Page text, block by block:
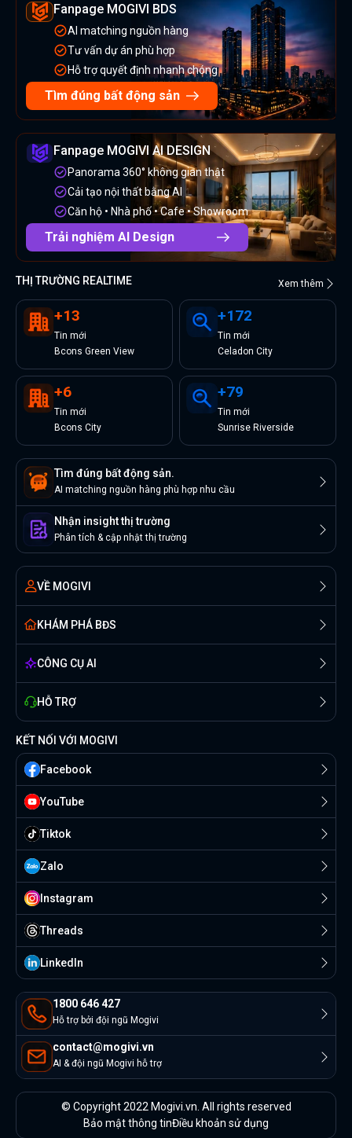
Fanpage MOGIVI BDS
AI matching nguồn hàng
Tư vấn dự án phù hợp
Hỗ trợ quyết định nhanh chóng
Tìm đúng bất động sản
Fanpage MOGIVI AI DESIGN
Panorama 360° không gian thật
Cải tạo nội thất bằng AI
Căn hộ • Nhà phố • Cafe • Showroom
Trải nghiệm AI Design
THỊ TRƯỜNG REALTIME Xem thêm
+13
Tin mới
Bcons Green View
+172
Tin mới
Celadon City
+6
Tin mới
Bcons City
+79
Tin mới
Sunrise Riverside
Tìm đúng bất động sản.
AI matching nguồn hàng phù hợp nhu cầu
Nhận insight thị trường
Phân tích & cập nhật thị trường
VỀ MOGIVI
KHÁM PHÁ BĐS
CÔNG CỤ AI
HỖ TRỢ
1800 646 427
Hỗ trợ bởi đội ngũ Mogivi
contact@mogivi.vn
AI & đội ngũ Mogivi hỗ trợ
KẾT NỐI VỚI MOGIVI
Facebook
YouTube
Tiktok
Zalo
Instagram
Threads
Linkedln
© Copyright 2022 Mogivi.vn. All rights reserved
Bảo mật thông tinĐiều khoản sử dụng